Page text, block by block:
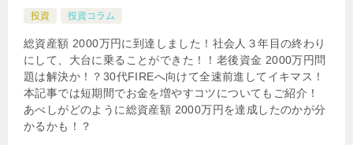
投資 投資コラム
総資産額 2000万円に到達しました！社会人３年目の終わり
にして、大台に乗ることができた！！老後資金 2000万円問
題は解決か！？30代FIREへ向けて全速前進してイキマス！
本記事では短期間でお金を増やすコツについてもご紹介！
あべしがどのように総資産額 2000万円を達成したのかが分
かるかも！？